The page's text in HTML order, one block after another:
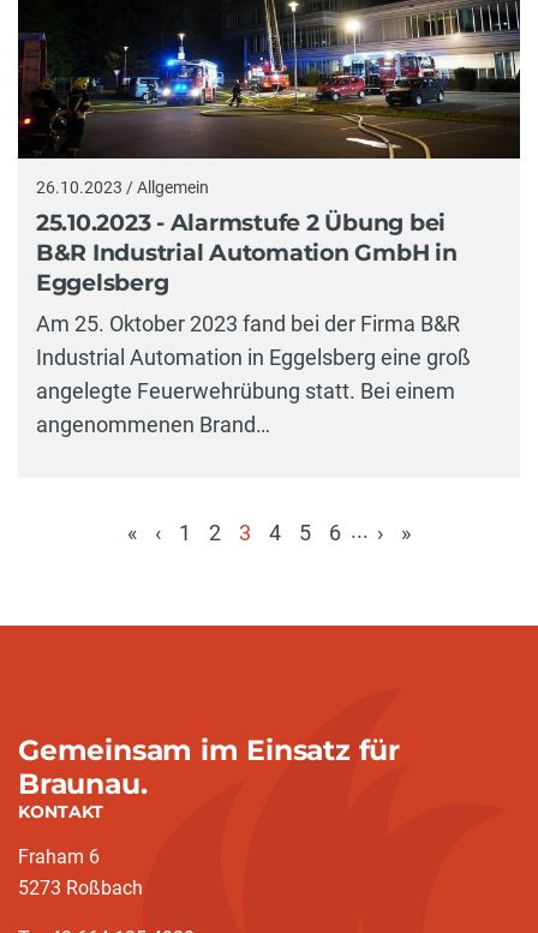
26.10.2023 / Allgemein
25.10.2023 - Alarmstufe 2 Übung bei
B&R Industrial Automation GmbH in
Eggelsberg
Am 25. Oktober 2023 fand bei der Firma B&R
Industrial Automation in Eggelsberg eine groß
angelegte Feuerwehrübung statt. Bei einem
angenommenen Brand…
« ‹ 1 2
3
4 5 6 ... › »
Gemeinsam im Einsatz für
Braunau.
KONTAKT
Fraham 6
5273 Roßbach